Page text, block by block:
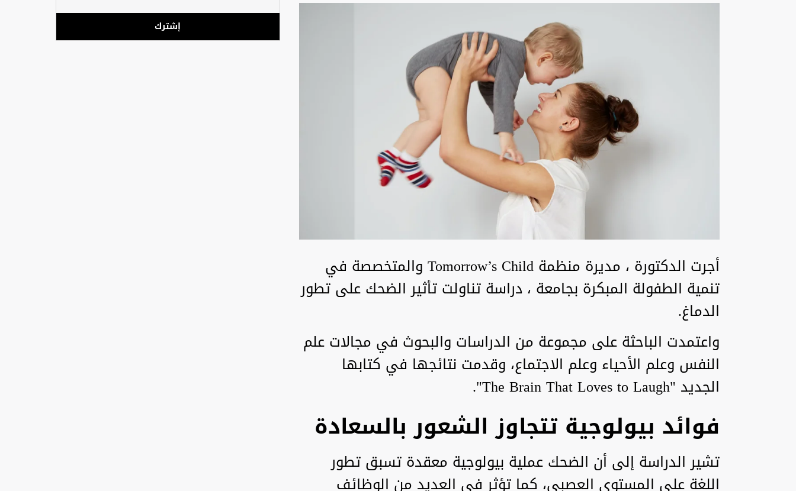
أجرت الدكتورة ، مديرة منظمة Tomorrow’s Child والمتخصصة في
تنمية الطفولة المبكرة بجامعة ، دراسة تناولت تأثير الضحك على تطور
الدماغ.
واعتمدت الباحثة على مجموعة من الدراسات والبحوث في مجالات علم
النفس وعلم الأحياء وعلم الاجتماع، وقدمت نتائجها في كتابها
الجديد "The Brain That Loves to Laugh".
فوائد بيولوجية تتجاوز الشعور بالسعادة
تشير الدراسة إلى أن الضحك عملية بيولوجية معقدة تسبق تطور
اللغة على المستوى العصبي، كما تؤثر في العديد من الوظائف
إشترك